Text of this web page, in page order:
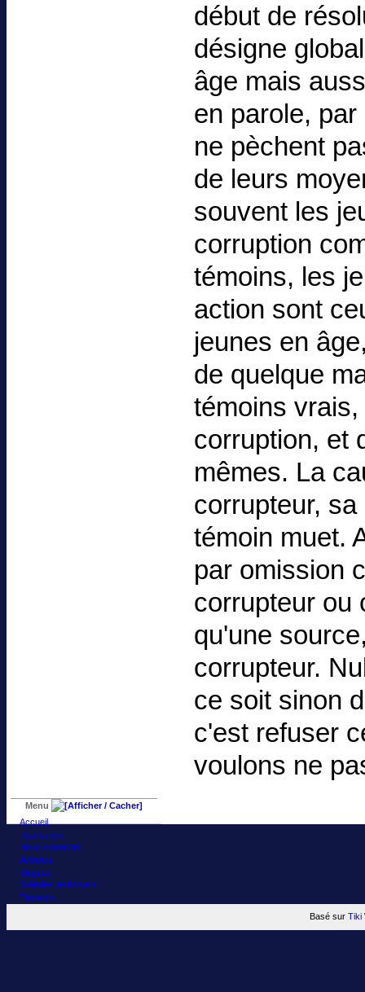
début de
désigne
âge mais
en parole,
ne pèchent
de leurs
souvent les
corruption
témoins, les
action sont
jeunes en
de quelque
témoins
corruption, et
mêmes. La
corrupteur,
témoin muet.
par omission
corrupteur ou
qu'une
corrupteur.
ce soit sinon
c'est refuser
voulons ne
Menu
Accueil
Recherche
Nous contacter
Articles
Blogues
Galeries de fichiers
Tableurs
Basé sur Tiki